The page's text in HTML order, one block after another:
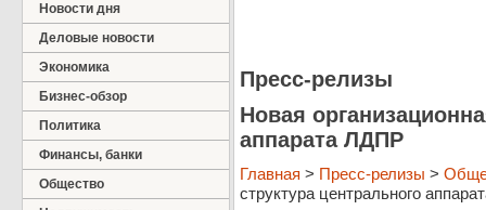
Новости дня
Деловые новости
Экономика
Бизнес-обзор
Политика
Финансы, банки
Общество
Пресс-релизы
Новая
аппарата ЛДПР
Главная > Пресс-релизы >
структура центрального